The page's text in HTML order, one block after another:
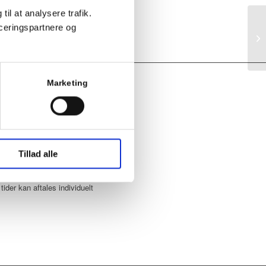
til at analysere trafik.
og
Marketing
Tillad alle
Skulder – Nakke(14)
– 18:00
– 15:30
9:30 – 15:30
– 13:00
kan aftales individuelt